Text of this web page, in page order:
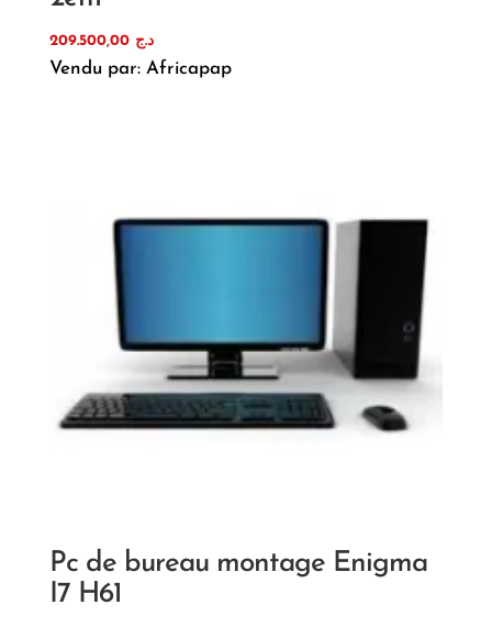
د.ج 209.500,00
Vendu par: Africapap
Pc de bureau montage Enigma
I7 H61